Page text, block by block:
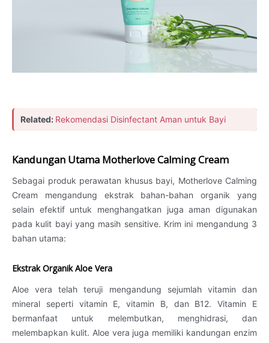
Related: Rekomendasi Disinfectant Aman untuk Bayi
Kandungan Utama Motherlove Calming Cream
Sebagai produk perawatan khusus bayi, Motherlove Calming
Cream mengandung ekstrak bahan-bahan organik yang
selain efektif untuk menghangatkan juga aman digunakan
pada kulit bayi yang masih sensitive. Krim ini mengandung 3
bahan utama:
Ekstrak Organik Aloe Vera
Aloe vera telah teruji mengandung sejumlah vitamin dan
mineral seperti vitamin E, vitamin B, dan B12. Vitamin E
bermanfaat untuk melembutkan, menghidrasi, dan
melembapkan kulit. Aloe vera juga memiliki kandungan enzim